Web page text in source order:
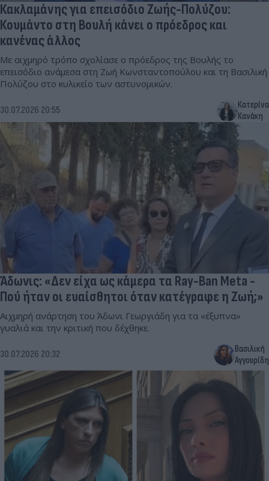
Κακλαμάνης για επεισόδιο Ζωής-Πολύζου:
Κουμάντο στη Βουλή κάνει ο πρόεδρος και
κανένας άλλος
Με αιχμηρό τρόπο σχολίασε ο πρόεδρος της Βουλής το
επεισόδιο ανάμεσα στη Ζωή Κωνσταντοπούλου και τη Βασιλική
Πολύζου στο κυλικείο των αστυνομικών.
30.07.2026 20:55
Κατερίνα
Κανάκη
Άδωνις: «Δεν είχα ως κάμερα τα Ray-Ban Meta -
Πού ήταν οι ευαίσθητοι όταν κατέγραφε η Ζωή;»
Αιχμηρή ανάρτηση του Άδωνι Γεωργιάδη για τα «έξυπνα»
γυαλιά και την κριτική που δέχθηκε.
30.07.2026 20:32
Βασιλική
Αγγουρίδη